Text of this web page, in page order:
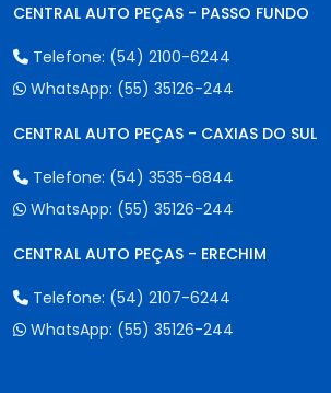
CENTRAL AUTO PEÇAS - PASSO FUNDO
Telefone: (54) 2100-6244
WhatsApp: (55) 35126-244
CENTRAL AUTO PEÇAS - CAXIAS DO SUL
Telefone: (54) 3535-6844
WhatsApp: (55) 35126-244
CENTRAL AUTO PEÇAS - ERECHIM
Telefone: (54) 2107-6244
WhatsApp: (55) 35126-244